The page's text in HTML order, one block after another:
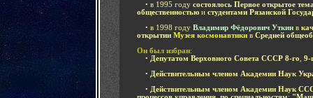
• в 1995 году состоялось Первое открытое
общественностью и студентами Рязанской
• в 1998 году Владимир Фёдорович Уткин в
открытии Музея космонавтики в Средней
Он был избран:
• Депутатом Верховного Совета СССР 8-го
9-
• Действительным членом Академии Наук
• Действительным членом Академии Наук